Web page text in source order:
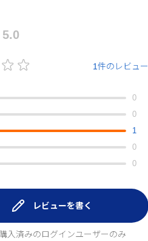
1件のレビュー
0
0
1
0
0
レビューを書く
入済みのログインユーザーのみ